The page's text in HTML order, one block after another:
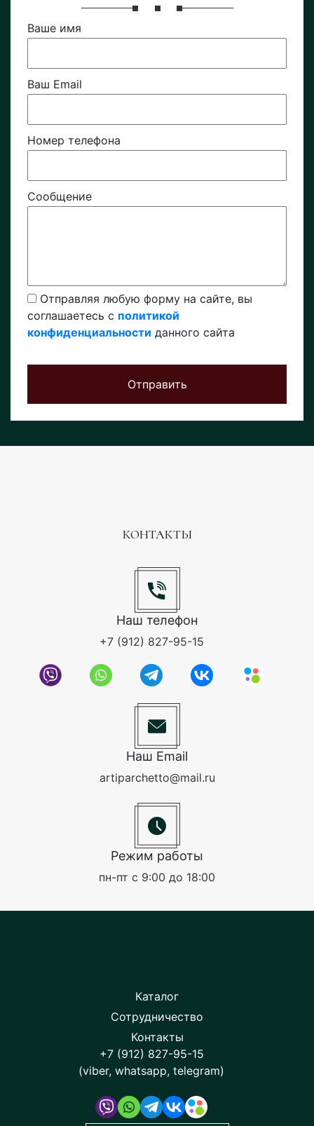
Ваше имя
Ваш Email
Номер телефона
Сообщение
Отправляя любую форму на сайте, вы
соглашаетесь с политикой
конфиденциальности данного сайта
Отправить
КОНТАКТЫ
Наш телефон
+7 (912) 827-95-15
Наш Email
artiparchetto@mail.ru
Режим работы
пн-пт с 9:00 до 18:00
Каталог
Сотрудничество
Контакты
+7 (912) 827-95-15
(viber, whatsapp, telegram)